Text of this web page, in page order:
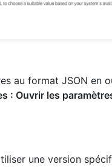
au format JSON en
: Ouvrir les
une version